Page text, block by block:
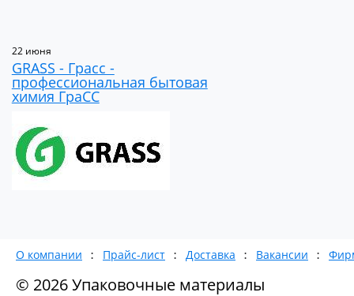
22 июня
GRASS - Грасс -
профессиональная бытовая
химия ГраСС
О компании Прайс-лист Доставка Вакансии
© 2026 Упаковочные материалы